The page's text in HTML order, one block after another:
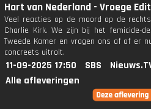
Hart van Nederland - Vroege
Veel reacties op de moord op de
Charlie Kirk. We zijn bij het femicide-
Tweede Kamer en vragen ons af of er
concreets uitrolt.
11-09-2025 17:50 SBS
Alle afleveringen